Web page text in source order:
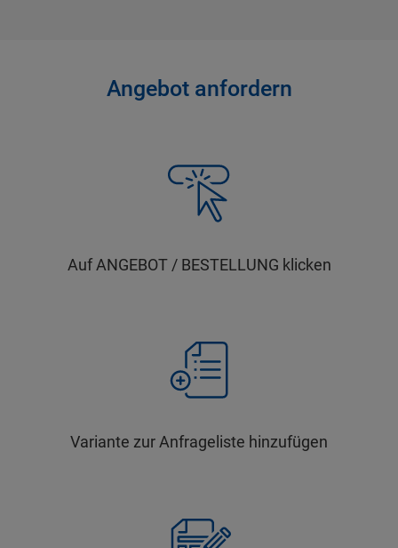
Angebot anfordern
Auf ANGEBOT / BESTELLUNG klicken
Variante zur Anfrageliste hinzufügen